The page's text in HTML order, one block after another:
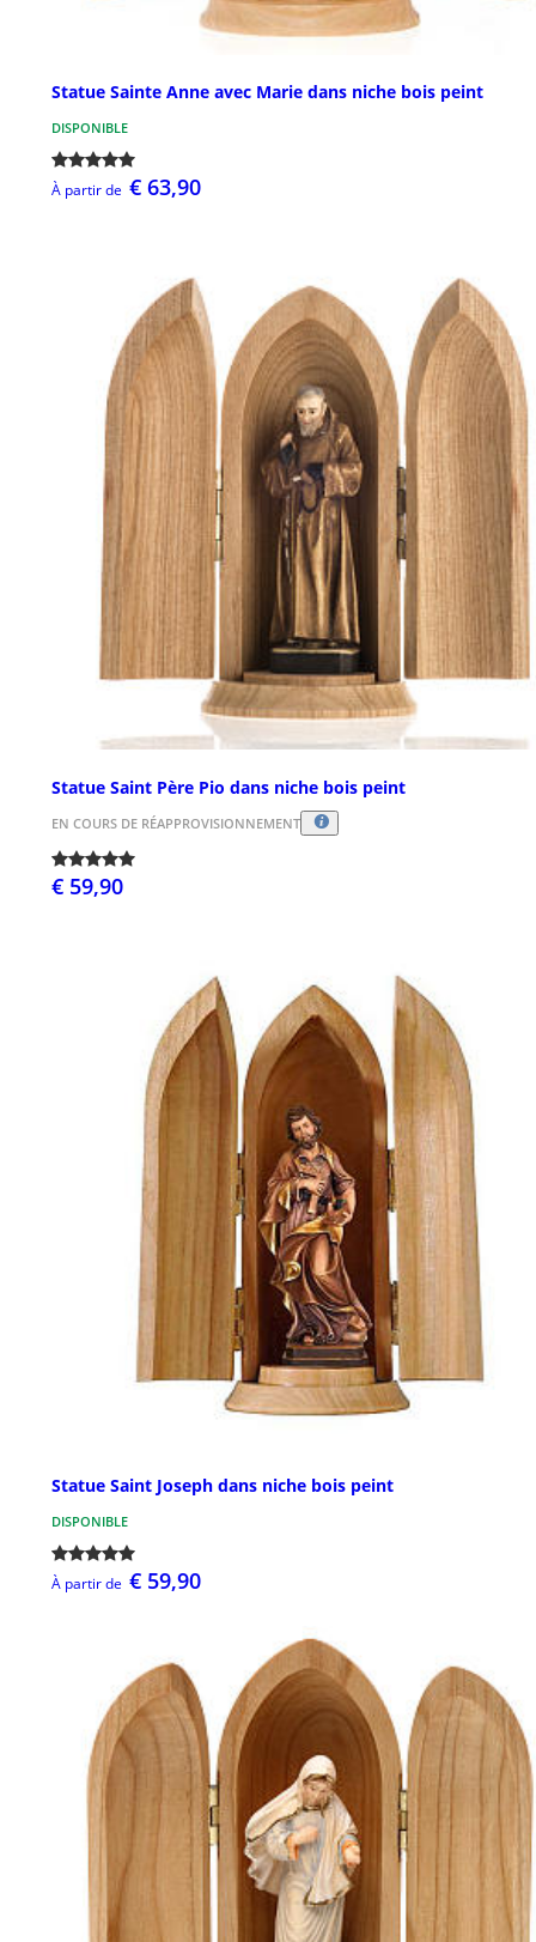
Statue Sainte Anne avec Marie dans niche bois peint
DISPONIBLE
À partir de € 63,90
Statue Saint Père Pio dans niche bois peint
EN COURS DE RÉAPPROVISIONNEMENT
€ 59,90
Statue Saint Joseph dans niche bois peint
DISPONIBLE
À partir de € 59,90